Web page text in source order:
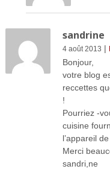
sandrine
4 août 2013 |
Bonjour,
votre blog
reccettes
!
Pourriez -
cuisine
l’appareil
Merci
sandri,ne